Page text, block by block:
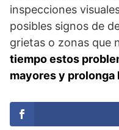
inspecciones
posibles signos de
grietas o zonas que
tiempo estos
mayores y prolonga